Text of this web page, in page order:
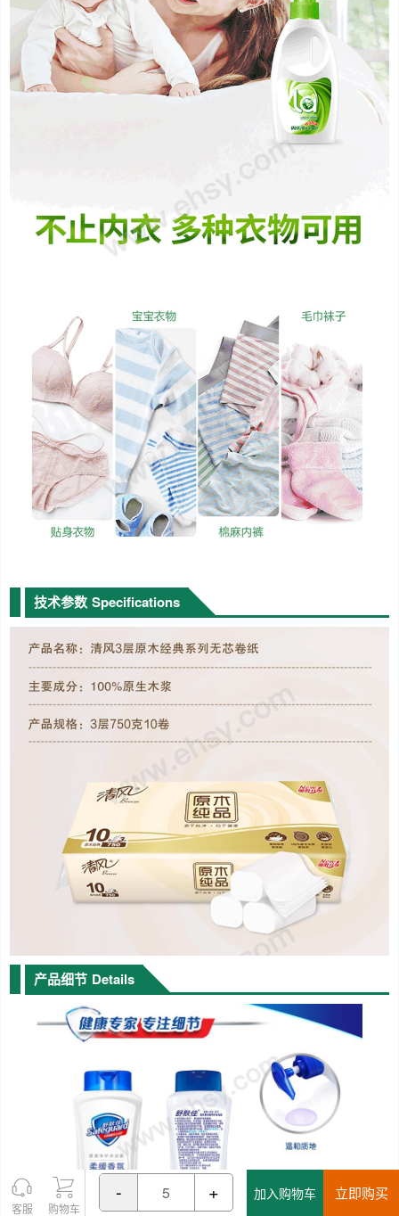
技术参数 Specifications
产品细节 Details
客服 购物车
- + 加入购物车 立即购买